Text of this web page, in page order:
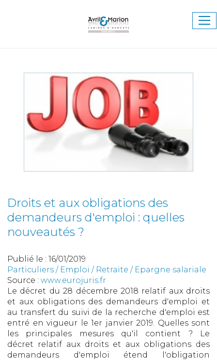
Droits et aux obligations des
demandeurs d'emploi : quelles
nouveautés ?
Publié le : 16/01/2019
Particuliers / Emploi / Retraite / Epargne salariale
Source : www.eurojuris.fr
Le décret du 28 décembre 2018 relatif aux droits
et aux obligations des demandeurs d'emploi et
au transfert du suivi de la recherche d'emploi est
entré en vigueur le 1er janvier 2019. Quelles sont
les principales mesures qu'il contient ? Le
décret relatif aux droits et aux obligations des
demandeurs d'emploi étend l'obligation